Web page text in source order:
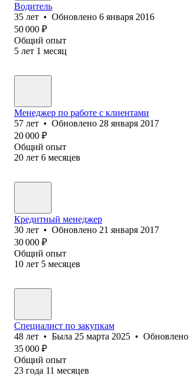
Водитель
35 лет • Обновлено 6 января 2016
50 000 ₽
Общий опыт
5 лет 1 месяц
Менеджер по работе с клиентами
57 лет • Обновлено 28 января 2017
20 000 ₽
Общий опыт
20 лет 6 месяцев
Кредитный менеджер
30 лет • Обновлено 21 января 2017
30 000 ₽
Общий опыт
10 лет 5 месяцев
Специалист по закупкам
48 лет • Была 25 марта 2025 • Обновлено
35 000 ₽
Общий опыт
23 года 11 месяцев